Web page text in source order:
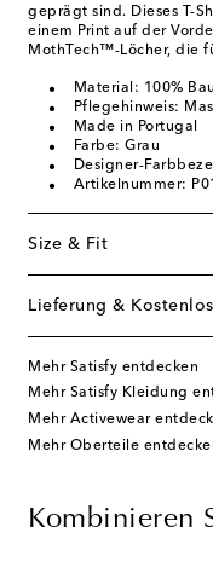
geprägt sind. Dieses T-
einem Print auf der
MothTech™-Löcher, die
Material: 100%
Pflegehinweis:
Made in Portugal
Farbe: Grau
Designer-
Artikelnummer:
Size & Fit
Lieferung &
Mehr Satisfy entdecken
Mehr Satisfy Kleidung
Mehr Activewear
Mehr Oberteile
Kombinieren